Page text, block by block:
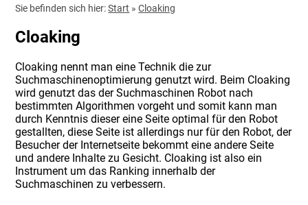
Sie befinden sich hier:Start »Cloaking
Cloaking
Cloaking nennt man eine Technik die zur
Suchmaschinenoptimierung genutzt wird. Beim Cloaking
wird genutzt das der Suchmaschinen Robot nach
bestimmten Algorithmen vorgeht und somit kann man
durch Kenntnis dieser eine Seite optimal für den Robot
gestallten, diese Seite ist allerdings nur für den Robot, der
Besucher der Internetseite bekommt eine andere Seite
und andere Inhalte zu Gesicht. Cloaking ist also ein
Instrument um das Ranking innerhalb der
Suchmaschinen zu verbessern.